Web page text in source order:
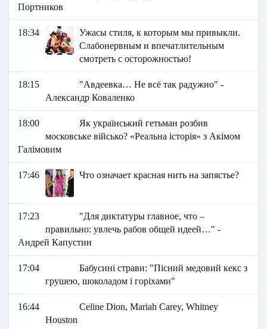
Портников
18:34
Ужасы стиля, к которым мы привыкли.
Слабонервным и впечатлительным
смотреть с осторожностью!
18:15
"Авдеевка… Не всё так радужно" -
Александр Коваленко
18:00
Як український гетьман розбив
московське військо? «Реальна історія» з Акімом
Галімовим
17:46 Что означает красная нить на запястье?
17:23
"Для диктатуры главное, что –
правильно: увлечь рабов общей идеей…" -
Андрей Капустин
17:04
Бабусині страви: "Пісний медовий кекс з
грушею, шоколадом і горіхами"
16:44
Celine Dion, Mariah Carey, Whitney
Houston